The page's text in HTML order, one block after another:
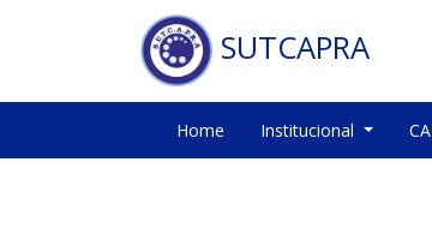
SUTCAPRA
Home Institucional